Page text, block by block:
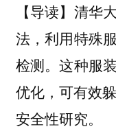
【导读】清华
法，利用特殊
检测。这种服
优化，可有效
安全性研究。